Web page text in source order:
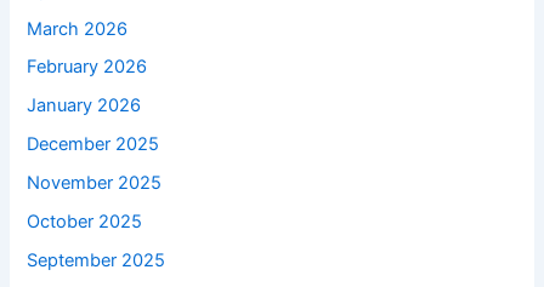
March 2026
February 2026
January 2026
December 2025
November 2025
October 2025
September 2025